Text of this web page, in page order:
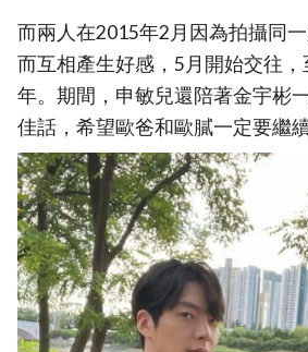
而兩人在2015年2月因為拍攝同
而互相產生好感，5月開始交往
年。期間，申敏兒還陪著金宇彬
佳話，希望歐爸和歐膩一定要繼